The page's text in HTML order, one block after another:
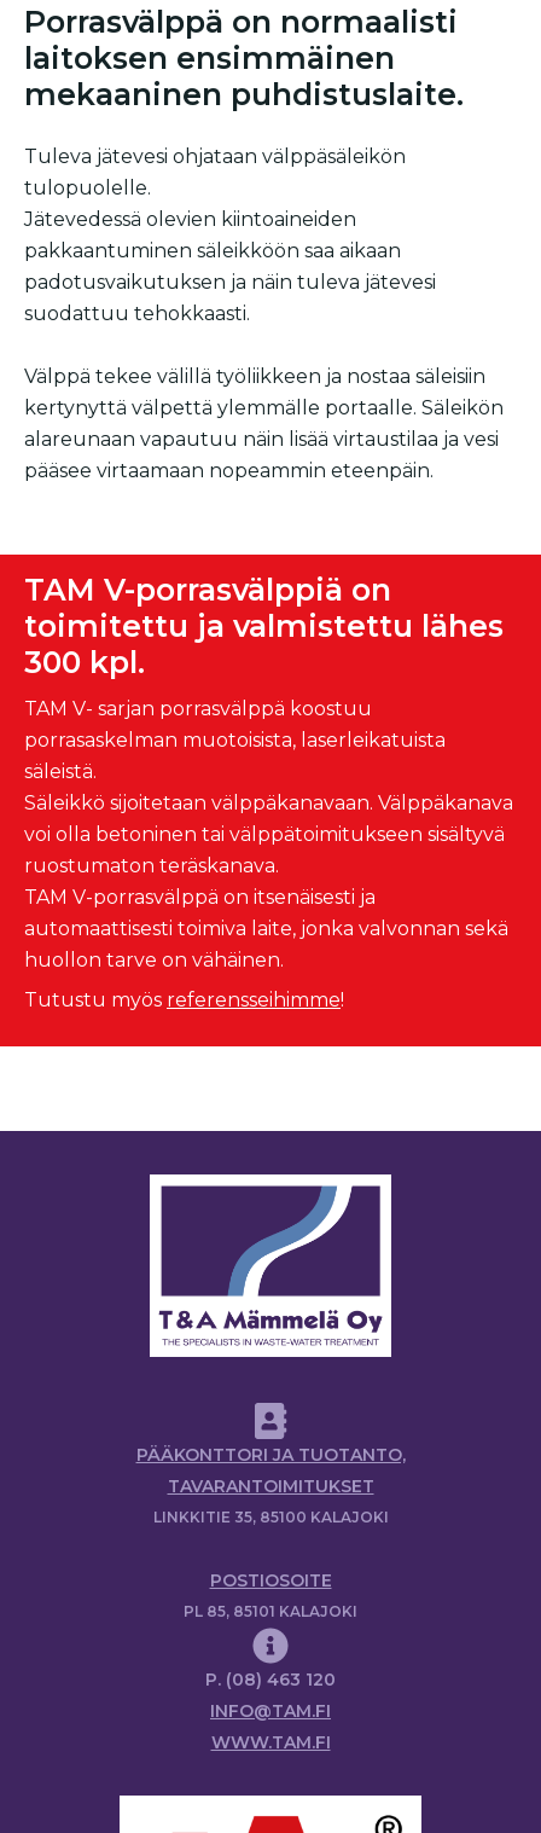
Porrasvälppä on normaalisti
laitoksen ensimmäinen
mekaaninen puhdistuslaite.
Tuleva jätevesi ohjataan välppäsäleikön
tulopuolelle.
Jätevedessä olevien kiintoaineiden
pakkaantuminen säleikköön saa aikaan
padotusvaikutuksen ja näin tuleva jätevesi
suodattuu tehokkaasti.
Välppä tekee välillä työliikkeen ja nostaa säleisiin
kertynyttä välpettä ylemmälle portaalle. Säleikön
alareunaan vapautuu näin lisää virtaustilaa ja vesi
pääsee virtaamaan nopeammin eteenpäin.
TAM V-porrasvälppiä on
toimitettu ja valmistettu lähes
300 kpl.
TAM V- sarjan porrasvälppä koostuu
porrasaskelman muotoisista, laserleikatuista
säleistä.
Säleikkö sijoitetaan välppäkanavaan. Välppäkanava
voi olla betoninen tai välppätoimitukseen sisältyvä
ruostumaton teräskanava.
TAM V-porrasvälppä on itsenäisesti ja
automaattisesti toimiva laite, jonka valvonnan sekä
huollon tarve on vähäinen.
Tutustu myös referensseihimme!
PÄÄKONTTORI JA TUOTANTO,
TAVARANTOIMITUKSET
LINKKITIE 35, 85100 KALAJOKI
POSTIOSOITE
PL 85, 85101 KALAJOKI
P. (08) 463 120
INFO@TAM.FI
WWW.TAM.FI